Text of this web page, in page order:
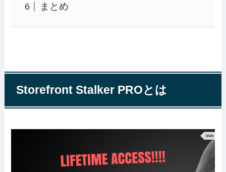
まとめ
Storefront Stalker PROとは